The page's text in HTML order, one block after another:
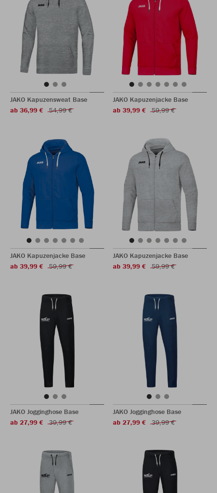
JAKO Kapuzensweat Base
ab 36,99 €
54,99 €
JAKO Kapuzenjacke Base
ab 39,99 €
59,99 €
JAKO Kapuzenjacke Base
ab 39,99 €
59,99 €
JAKO Kapuzenjacke Base
ab 39,99 €
59,99 €
JAKO Jogginghose Base
ab 27,99 €
39,99 €
JAKO Jogginghose Base
ab 27,99 €
39,99 €